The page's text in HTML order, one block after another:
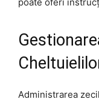
Administrarea